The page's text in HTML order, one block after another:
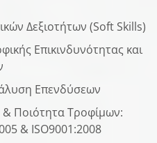
Δεξιοτήτων (Sοft Skills)
Επικινδυνότητας και
Επενδύσεων
Ποιότητα Τροφίμων:
& ISO9001:2008